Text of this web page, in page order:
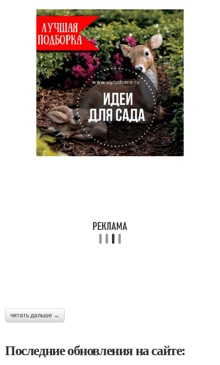
читать дальше →
Последние обновления на сайте: